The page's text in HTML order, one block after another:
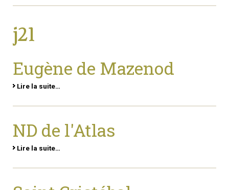
j21
Eugène de Mazenod
Lire la suite…
ND de l'Atlas
Lire la suite…